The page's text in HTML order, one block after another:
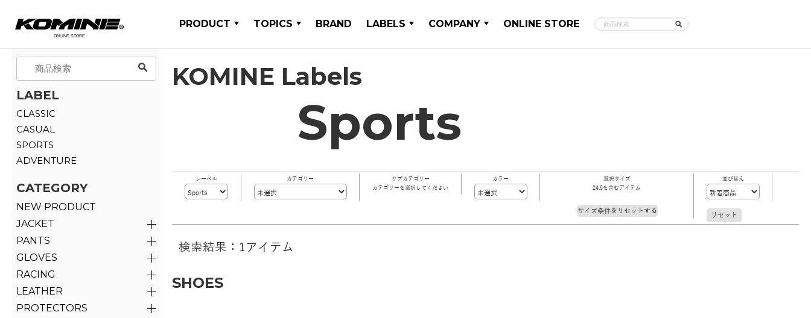
PRODUCT TOPICS BRAND LABELS COMPANY ONLINE STORE
LABEL
CLASSIC
CASUAL
SPORTS
ADVENTURE
CATEGORY
NEW PRODUCT
JACKET
PANTS
GLOVES
RACING
LEATHER
PROTECTORS
KOMINE Labels
Sports
レーベル カテゴリー
サブカテゴリー
カテゴリーを選択してください
カラー
選択サイズ
24.5を含むアイテム
サイズ条件をリセットする
並び替え
リセット
検索結果：1アイテム
SHOES